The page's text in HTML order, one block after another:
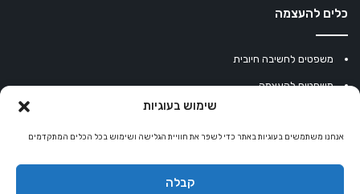
שימוש בעוגיות
אנחנו משתמשים בעוגיות באתר כדי לשפר את חוויית הגלישה ושימוש בכל הכלים המתקדמים
קבלה
כלים להעצמה
משפטים לחשיבה חיובית
משפטים להעצמה
מחשבון נומרולוגיה
קריסטלים למזלות